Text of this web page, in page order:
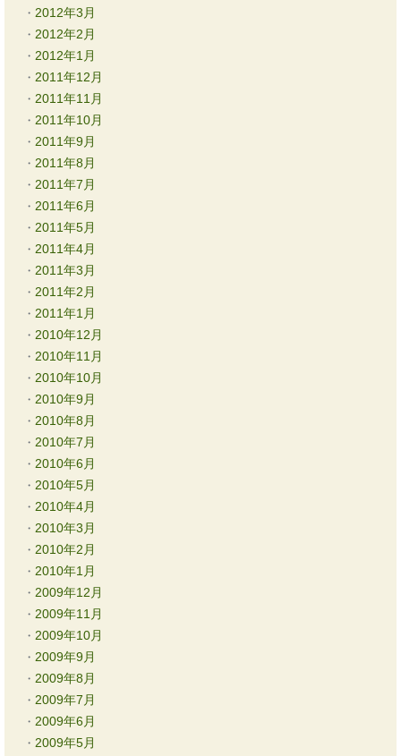
2012年3月
2012年2月
2012年1月
2011年12月
2011年11月
2011年10月
2011年9月
2011年8月
2011年7月
2011年6月
2011年5月
2011年4月
2011年3月
2011年2月
2011年1月
2010年12月
2010年11月
2010年10月
2010年9月
2010年8月
2010年7月
2010年6月
2010年5月
2010年4月
2010年3月
2010年2月
2010年1月
2009年12月
2009年11月
2009年10月
2009年9月
2009年8月
2009年7月
2009年6月
2009年5月